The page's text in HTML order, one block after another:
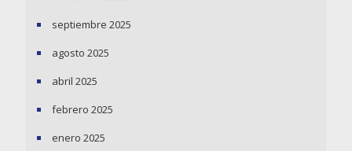
septiembre 2025
agosto 2025
abril 2025
febrero 2025
enero 2025